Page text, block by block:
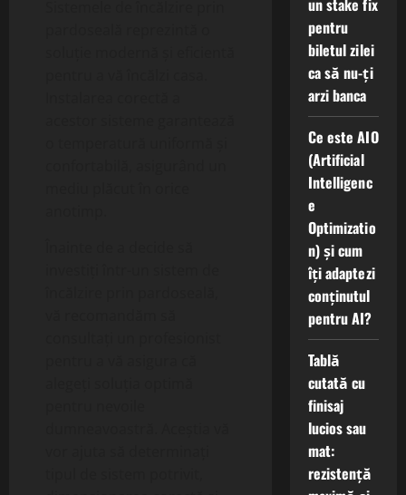
un stake fix
pentru
biletul zilei
ca să nu-ți
arzi banca
Ce este AIO
(Artificial
Intelligenc
e
Optimizatio
n) și cum
îți adaptezi
conținutul
pentru AI?
Tablă
cutată cu
finisaj
lucios sau
mat:
rezistență